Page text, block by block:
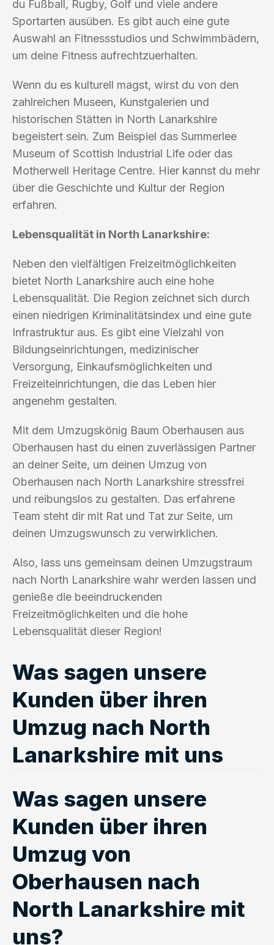
du Fußball, Rugby, Golf und viele andere
Sportarten ausüben. Es gibt auch eine gute
Auswahl an Fitnessstudios und Schwimmbädern,
um deine Fitness aufrechtzuerhalten.
Wenn du es kulturell magst, wirst du von den
zahlreichen Museen, Kunstgalerien und
historischen Stätten in North Lanarkshire
begeistert sein. Zum Beispiel das Summerlee
Museum of Scottish Industrial Life oder das
Motherwell Heritage Centre. Hier kannst du mehr
über die Geschichte und Kultur der Region
erfahren.
Lebensqualität in North Lanarkshire:
Neben den vielfältigen Freizeitmöglichkeiten
bietet North Lanarkshire auch eine hohe
Lebensqualität. Die Region zeichnet sich durch
einen niedrigen Kriminalitätsindex und eine gute
Infrastruktur aus. Es gibt eine Vielzahl von
Bildungseinrichtungen, medizinischer
Versorgung, Einkaufsmöglichkeiten und
Freizeiteinrichtungen, die das Leben hier
angenehm gestalten.
Mit dem Umzugskönig Baum Oberhausen aus
Oberhausen hast du einen zuverlässigen Partner
an deiner Seite, um deinen Umzug von
Oberhausen nach North Lanarkshire stressfrei
und reibungslos zu gestalten. Das erfahrene
Team steht dir mit Rat und Tat zur Seite, um
deinen Umzugswunsch zu verwirklichen.
Also, lass uns gemeinsam deinen Umzugstraum
nach North Lanarkshire wahr werden lassen und
genieße die beeindruckenden
Freizeitmöglichkeiten und die hohe
Lebensqualität dieser Region!
Was sagen unsere
Kunden über ihren
Umzug nach North
Lanarkshire mit uns
Was sagen unsere
Kunden über ihren
Umzug von
Oberhausen nach
North Lanarkshire mit
uns?